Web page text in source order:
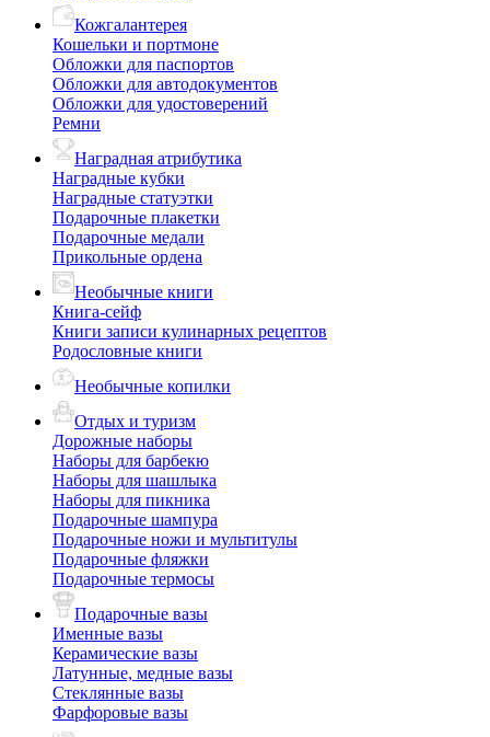
Кожгалантерея
Кошельки и портмоне
Обложки для паспортов
Обложки для автодокументов
Обложки для удостоверений
Ремни
Наградная атрибутика
Наградные кубки
Наградные статуэтки
Подарочные плакетки
Подарочные медали
Прикольные ордена
Необычные книги
Книга-сейф
Книги записи кулинарных рецептов
Родословные книги
Необычные копилки
Отдых и туризм
Дорожные наборы
Наборы для барбекю
Наборы для шашлыка
Наборы для пикника
Подарочные шампура
Подарочные ножи и мультитулы
Подарочные фляжки
Подарочные термосы
Подарочные вазы
Именные вазы
Керамические вазы
Латунные, медные вазы
Стеклянные вазы
Фарфоровые вазы